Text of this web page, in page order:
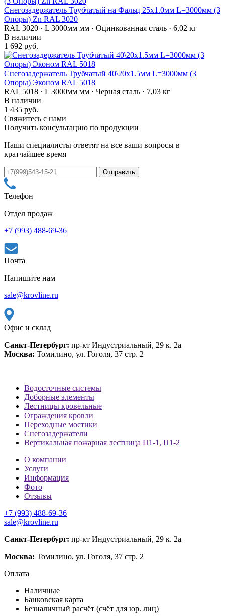
Снегозадержатель Трубчатый на Фальц 25х1.0мм L=3000мм (3
Опоры) Zn RAL 3020
RAL 3020 · L 3000мм мм · Оцинкованная сталь · 6,02 кг
В наличии
1 692 руб.
Снегозадержатель Трубчатый 40\20х1.5мм L=3000мм (3
Опоры) Эконом RAL 5018
RAL 5018 · L 3000мм мм · Черная сталь · 7,03 кг
В наличии
1 435 руб.
Свяжитесь с нами
Получить консультацию по продукции
Наши специалисты ответят на все ваши вопросы в
кратчайшее время
Телефон
Отдел продаж
+7 (993) 488-69-36
Почта
Напишите нам
sale@krovline.ru
Офис и склад
Санкт-Петербург: пр-кт Индустриальный, 29 к. 2а
Москва: Томилино, ул. Гоголя, 37 стр. 2
Водосточные системы
Доборные элементы
Лестницы кровельные
Ограждения кровли
Переходные мостики
Снегозадержатели
Вертикальная пожарная лестница П1-1, П1-2
О компании
Услуги
Информация
Фото
Отзывы
+7 (993) 488-69-36
sale@krovline.ru
Санкт-Петербург: пр-кт Индустриальный, 29 к. 2а
Москва: Томилино, ул. Гоголя, 37 стр. 2
Оплата
Наличные
Банковская карта
Безналичный расчёт (счёт для юр. лиц)